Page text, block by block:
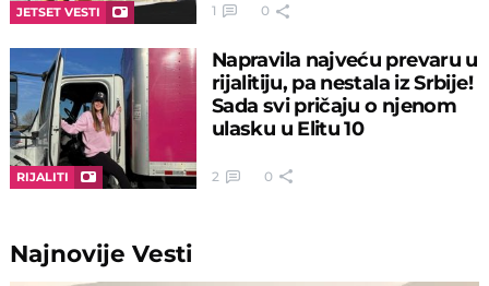
JETSET VESTI 1 0
RIJALITI
Napravila najveću prevaru u
rijalitiju, pa nestala iz Srbije!
Sada svi pričaju o njenom
ulasku u Elitu 10
2 0
NajnovijeVesti